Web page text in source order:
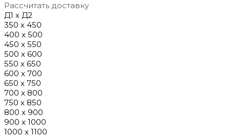
Рассчитать доставку
Д1 х Д2
350 х 450
400 х 500
450 х 550
500 х 600
550 х 650
600 х 700
650 х 750
700 х 800
750 х 850
800 х 900
900 х 1000
1000 х 1100